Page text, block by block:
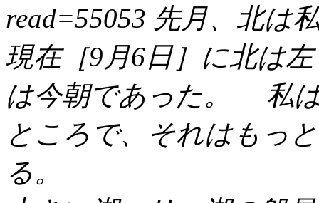
read=55053 先月、北は
現在［9月6日］に北は
は今朝であった。 私
ところで、それはもっ
る。